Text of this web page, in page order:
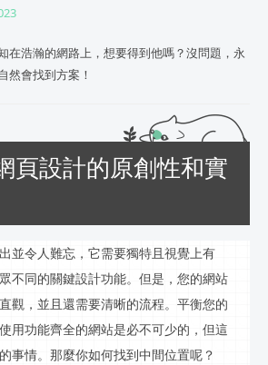
在浩瀚的網路上，想要得到他嗎？沒問題，永
然會找到方案！
頁設計的原創性和實
並令人難忘，它需要獨特且視覺上有
不同的關鍵設計功能。但是，您的網站
觀，並且還需要清晰的流程。平衡您的
用功能齊全的網站是必不可少的，但這
事情。那麼你如何找到中間位置呢？